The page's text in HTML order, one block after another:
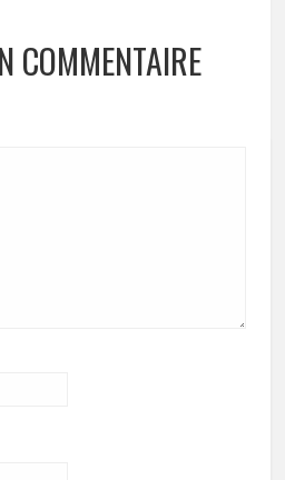
COMMENTAIRE